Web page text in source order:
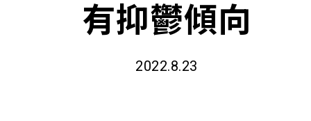
有抑鬱傾向
2022.8.23